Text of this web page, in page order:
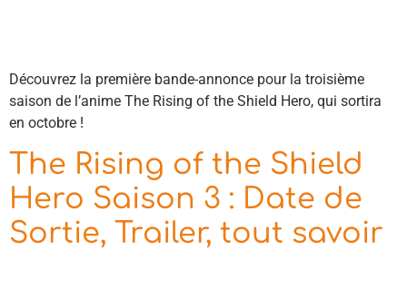
Découvrez la première bande-annonce pour la troisième
saison de l’anime The Rising of the Shield Hero, qui sortira
en octobre !
The Rising of the Shield
Hero Saison 3 : Date de
Sortie, Trailer, tout savoir